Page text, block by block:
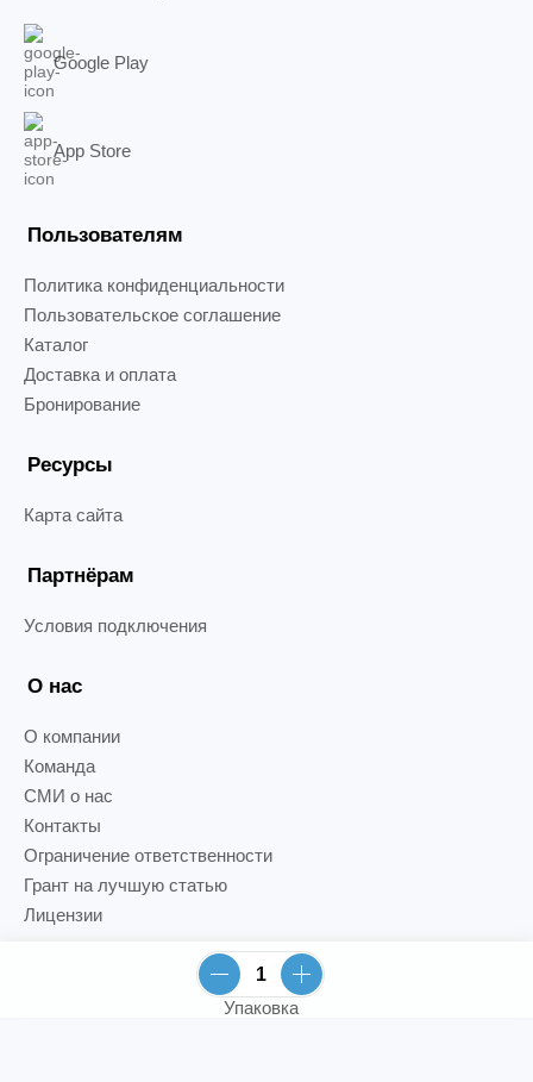
Упаковка
Google Play
App Store
Пользователям
Политика конфиденциальности
Пользовательское соглашение
Каталог
Доставка и оплата
Бронирование
Ресурсы
Карта сайта
Партнёрам
Условия подключения
О нас
О компании
Команда
СМИ о нас
Контакты
Ограничение ответственности
Грант на лучшую статью
Лицензии